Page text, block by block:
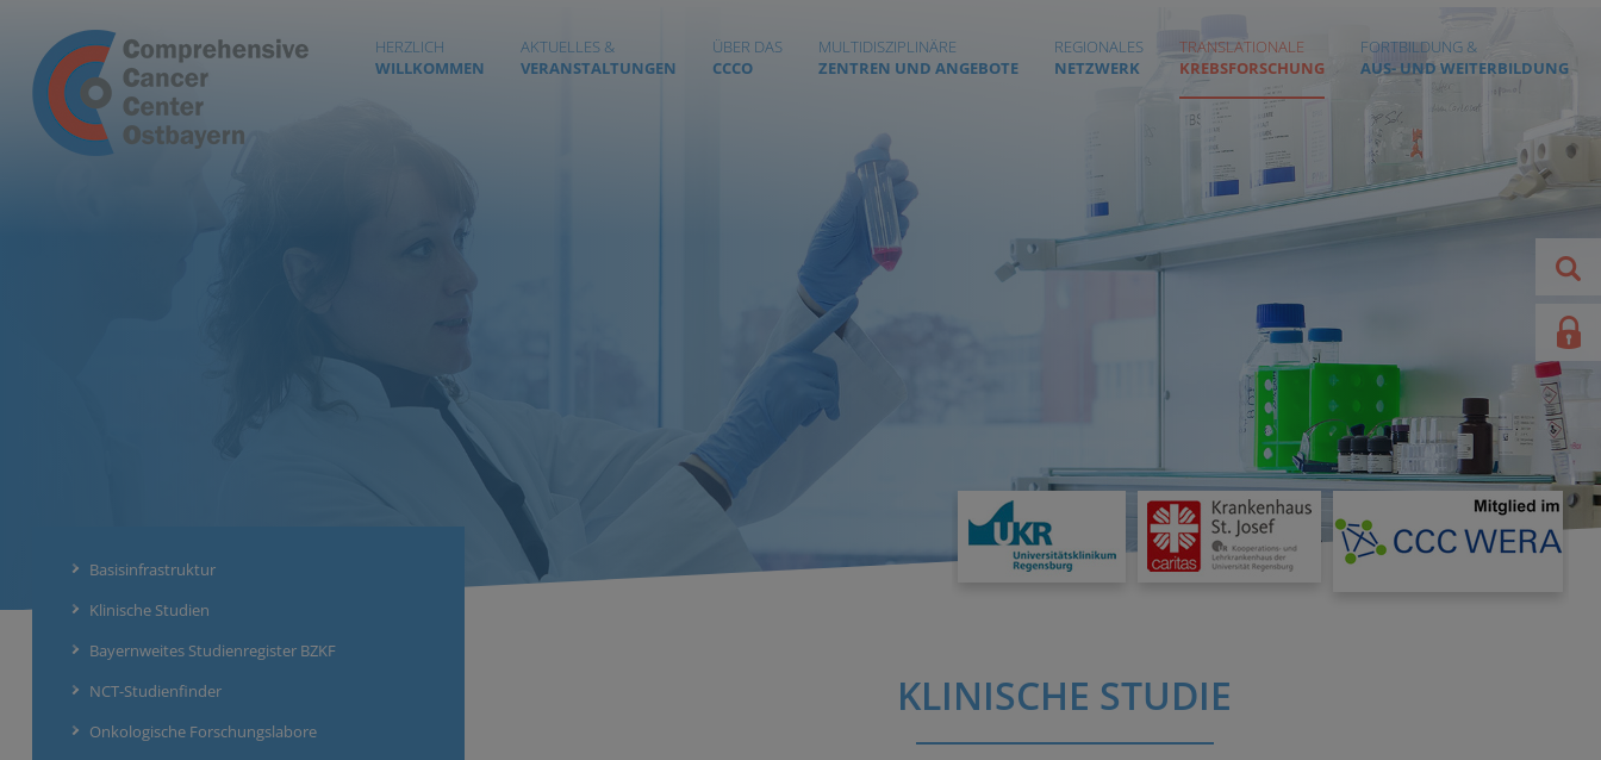
HERZLICH
WILLKOMMEN
AKTUELLES &
VERANSTALTUNGEN
ÜBER DAS
CCCO
MULTIDISZIPLINÄRE
ZENTREN UND ANGEBOTE
REGIONALES
NETZWERK
TRANSLATIONALE
KREBSFORSCHUNG
FORTBILDUNG &
AUS- UND WEITERBILDUNG
Basisinfrastruktur
Klinische Studien
Bayernweites Studienregister BZKF
NCT-Studienfinder
Onkologische Forschungslabore
KLINISCHE STUDIE